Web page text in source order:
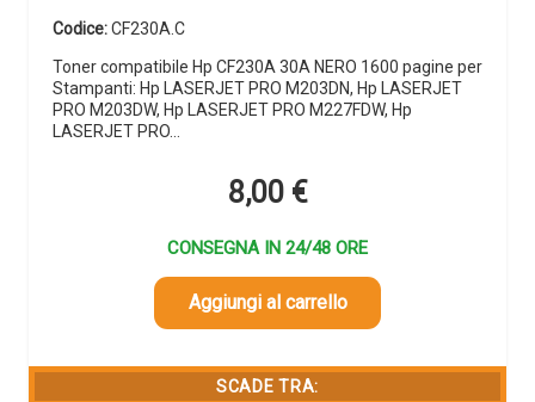
Codice:CF230A.C
Toner compatibile Hp CF230A 30A NERO 1600 pagine per
Stampanti: Hp LASERJET PRO M203DN, Hp LASERJET
PRO M203DW, Hp LASERJET PRO M227FDW, Hp
LASERJET PRO…
8,00 €
CONSEGNA IN 24/48 ORE
Aggiungi al carrello
SCADE TRA: